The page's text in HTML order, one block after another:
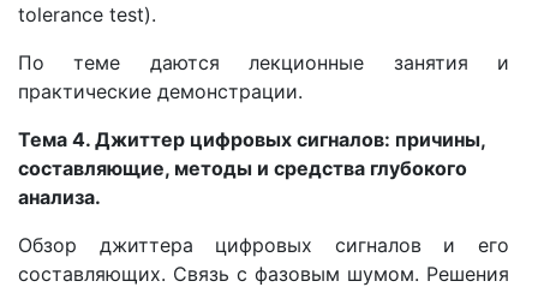
tolerance test).
По теме даются лекционные занятия и
практические демонстрации.
Тема 4. Джиттер цифровых сигналов: причины,
составляющие, методы и средства глубокого
анализа.
Обзор джиттера цифровых сигналов и его
составляющих. Связь с фазовым шумом. Решения